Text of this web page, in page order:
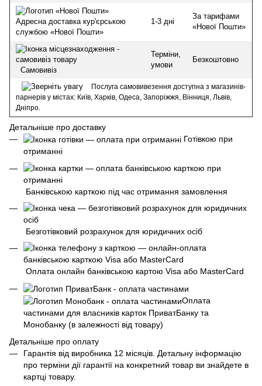
Адресна доставка кур'єрською
службою «Нової Пошти»
1-3 дні
За тарифами
«Нової Пошти»
Самовивіз
Терміни,
умови
Безкоштовно
Послуга самовивезення доступна з магазинів-
парнерів у містах: Київ, Харків, Одеса, Запоріжжя, Вінниця, Львів,
Дніпро.
Детальніше про доставку
Готівкою при
отриманні
Банківською карткою під час отримання замовлення
Безготівковий розрахунок для юридичних осіб
Оплата онлайн банківською картою Visa або MasterCard
Оплата
частинами для власників карток ПриватБанку та
Монобанку (в залежності від товару)
Детальніше про оплату
Гарантія від виробника 12 місяців. Детальну інформацію
про терміни дії гарантії на конкретний товар ви знайдете в
картці товару.